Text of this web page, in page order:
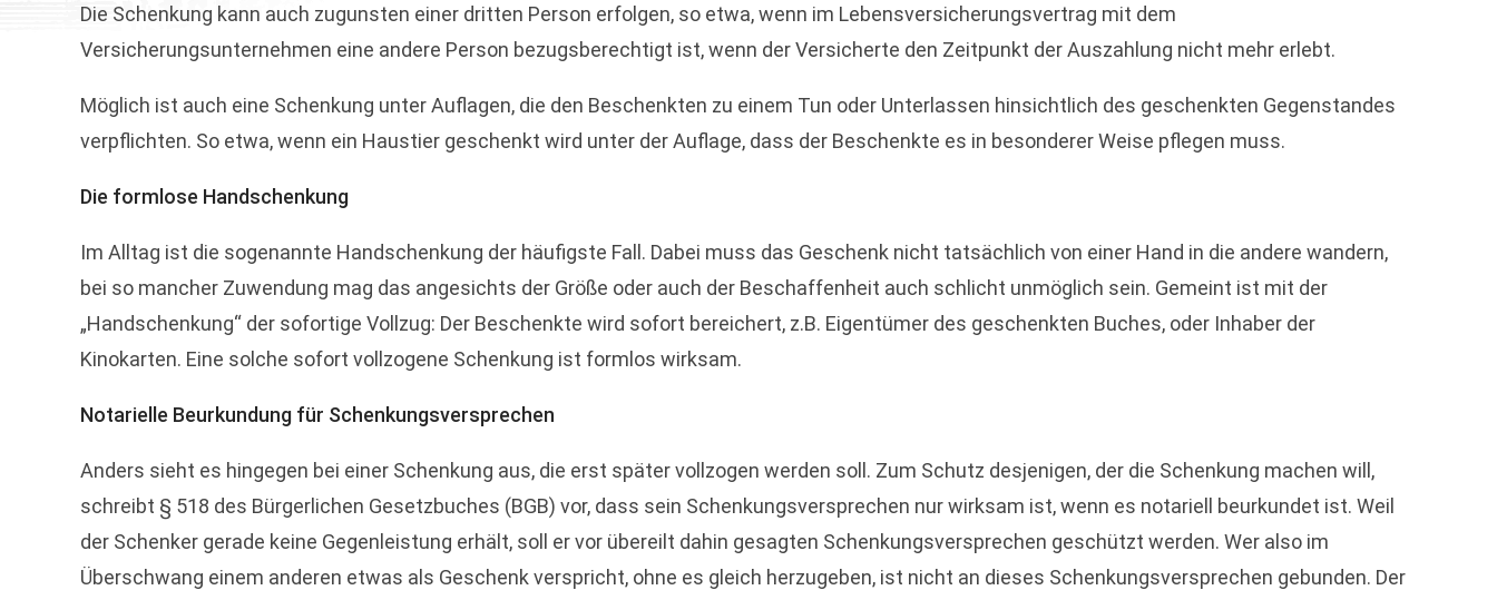
Die Schenkung kann auch zugunsten einer dritten Person erfolgen, so etwa, wenn im Lebensversicherungsvertrag mit dem
Versicherungsunternehmen eine andere Person bezugsberechtigt ist, wenn der Versicherte den Zeitpunkt der Auszahlung nicht mehr erlebt.
Möglich ist auch eine Schenkung unter Auflagen, die den Beschenkten zu einem Tun oder Unterlassen hinsichtlich des geschenkten Gegenstandes
verpflichten. So etwa, wenn ein Haustier geschenkt wird unter der Auflage, dass der Beschenkte es in besonderer Weise pflegen muss.
Die formlose Handschenkung
Im Alltag ist die sogenannte Handschenkung der häufigste Fall. Dabei muss das Geschenk nicht tatsächlich von einer Hand in die andere wandern,
bei so mancher Zuwendung mag das angesichts der Größe oder auch der Beschaffenheit auch schlicht unmöglich sein. Gemeint ist mit der
„Handschenkung“ der sofortige Vollzug: Der Beschenkte wird sofort bereichert, z.B. Eigentümer des geschenkten Buches, oder Inhaber der
Kinokarten. Eine solche sofort vollzogene Schenkung ist formlos wirksam.
Notarielle Beurkundung für Schenkungsversprechen
Anders sieht es hingegen bei einer Schenkung aus, die erst später vollzogen werden soll. Zum Schutz desjenigen, der die Schenkung machen will,
schreibt § 518 des Bürgerlichen Gesetzbuches (BGB) vor, dass sein Schenkungsversprechen nur wirksam ist, wenn es notariell beurkundet ist. Weil
der Schenker gerade keine Gegenleistung erhält, soll er vor übereilt dahin gesagten Schenkungsversprechen geschützt werden. Wer also im
Überschwang einem anderen etwas als Geschenk verspricht, ohne es gleich herzugeben, ist nicht an dieses Schenkungsversprechen gebunden. Der